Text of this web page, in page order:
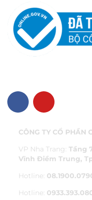
CÔNG TY CỔ PHẦN
VP Nha Trang: Tầng
Vĩnh Điềm Trung,
Hotline:
Hotline: